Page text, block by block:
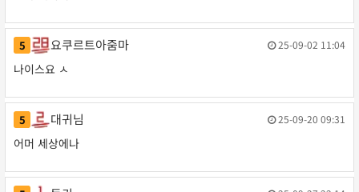
댓
글
판
박
씨
의
댓
글
요
쿠
르
트
아
마
5 요쿠르트아줌마 작성일
25-09-02 11:04
나이스요 ㅅ
대
귀
님
5 대귀님 작성일
25-09-20 09:31
어머 세상에나